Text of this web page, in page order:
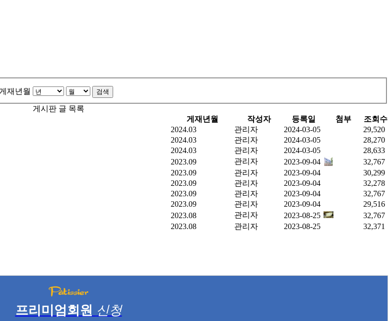
재년월 검색
게시판 글 목록
게재년월 작성자 등록일 첨부
조회수
2024.03 관리자 2024-03-05
29,520
2024.03 관리자 2024-03-05
28,270
2024.03 관리자 2024-03-05
28,633
2023.09 관리자 2023-09-04
32,767
2023.09 관리자 2023-09-04
30,299
2023.09 관리자 2023-09-04
32,278
2023.09 관리자 2023-09-04
32,767
2023.09 관리자 2023-09-04
29,516
2023.08 관리자 2023-08-25
32,767
2023.08 관리자 2023-08-25 32,371
프리미엄회원 신청